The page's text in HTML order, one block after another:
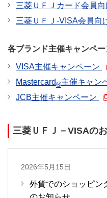
三菱ＵＦＪカード会員向
三菱ＵＦＪ-VISA会員向
各ブランド主催キャンペー
VISA主催キャンペーン
Mastercard®主催キャン
JCB主催キャンペーン
三菱ＵＦＪ－VISAの
2026年5月15日
外貨でのショッピン